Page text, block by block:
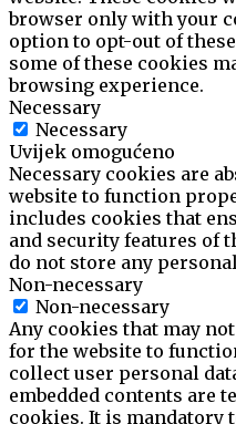
browser only with your
option to opt-out of
some of these cookies
browsing experience.
Necessary
Necessary
Uvijek omogućeno
Necessary cookies are
website to function
includes cookies that
and security features of
do not store any
Non-necessary
Non-necessary
Any cookies that may
for the website to
collect user personal
embedded contents are
cookies. It is mandatory